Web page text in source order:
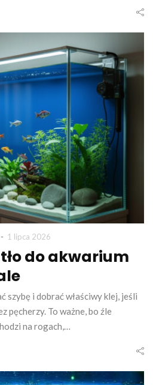
- 1 lipca 2026
do akwarium
szybę i dobrać właściwy klej, jeśli
pęcherzy. To ważne, bo źle
na rogach,…